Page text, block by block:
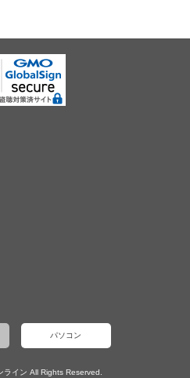
パソコン
ライン All Rights Reserved.